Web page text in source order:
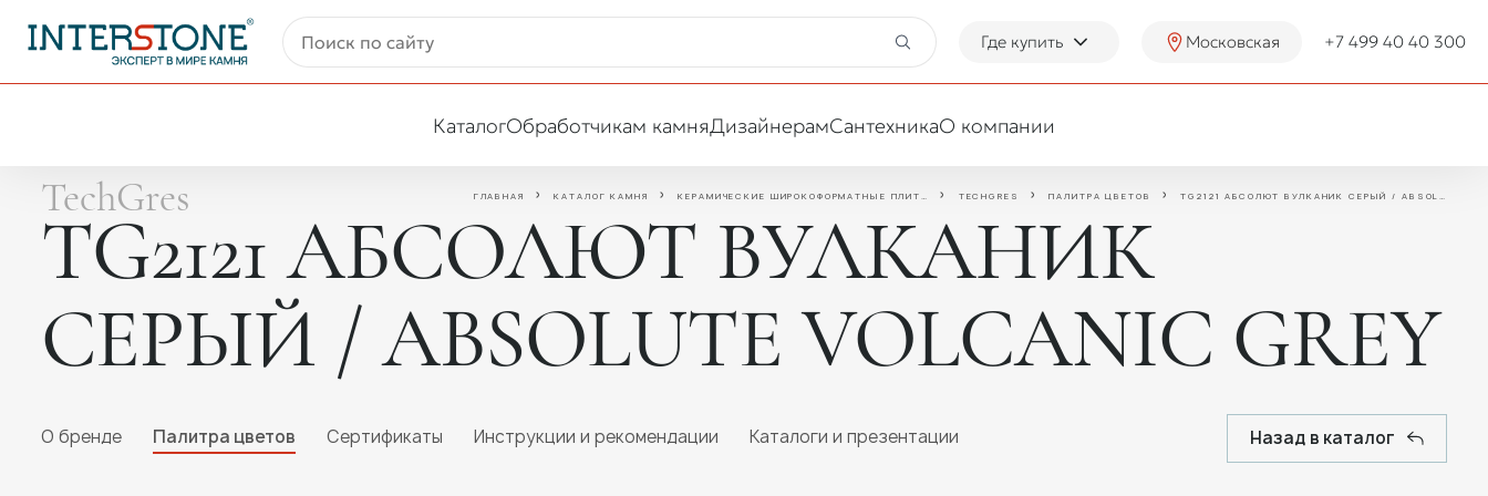
Где купить Московская +7 499 40 40 300
КаталогОбработчикам камняДизайнерамСантехникаО компании
ГЛАВНАЯ КАТАЛОГ КАМНЯ TECHGRES ПАЛИТРА ЦВЕТОВ
TechGres
TG2121 АБСОЛЮТ ВУЛКАНИК
СЕРЫЙ / ABSOLUTE VOLCANIC GREY
O бренде Палитра цветов Сертификаты Инструкции и рекомендации Каталоги и презентации Назад в каталог
Ваша сфера деятельности